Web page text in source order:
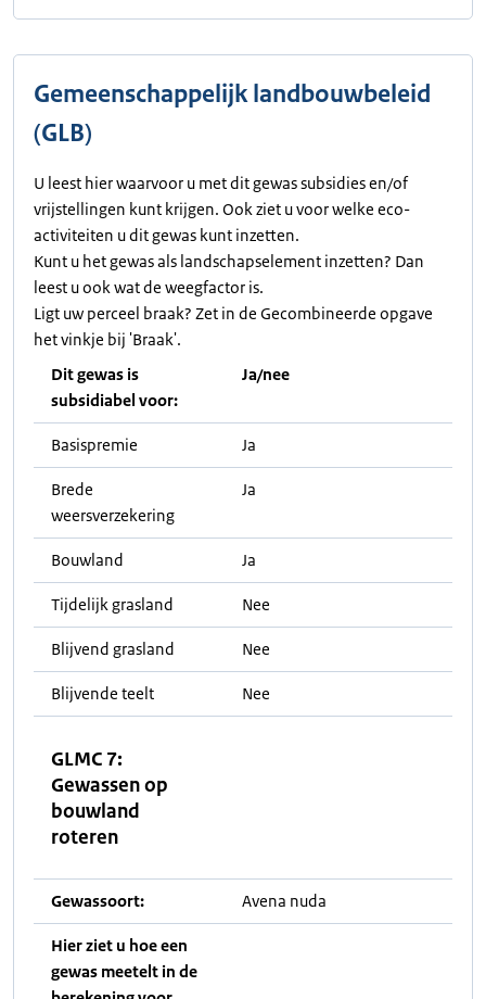
Gemeenschappelijk landbouwbeleid
(GLB)
U leest hier waarvoor u met dit gewas subsidies en/of
vrijstellingen kunt krijgen. Ook ziet u voor welke eco-
activiteiten u dit gewas kunt inzetten.
Kunt u het gewas als landschapselement inzetten? Dan
leest u ook wat de weegfactor is.
Ligt uw perceel braak? Zet in de Gecombineerde opgave
het vinkje bij 'Braak'.
Dit gewas is
subsidiabel voor:
Ja/nee
Basispremie Ja
Brede
weersverzekering
Ja
Bouwland Ja
Tijdelijk grasland Nee
Blijvend grasland Nee
Blijvende teelt Nee
GLMC 7:
Gewassen op
bouwland
roteren
Gewassoort: Avena nuda
Hier ziet u hoe een
gewas meetelt in de